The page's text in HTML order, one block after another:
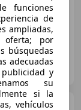
(83 CV)
Origin 1.5BlueHDi
funciones
de
ampliadas,
oferta; por
búsquedas
adecuadas
y
su
si la
vehículos